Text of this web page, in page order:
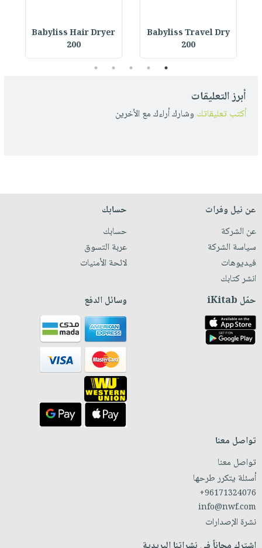
Babyliss Travel Dry
200
Babyliss Hair Dryer
200
1
2
3
4
5
أبرز التعليقات
أكتب تعليقاتك وشارك أراءك مع الأخرين
عن نيل وفرات
عن الشركة
سياسة الشركة
فيديوهات
انشر كتابك
حسابك
حسابك
عربة التسوق
لائحة الأمنيات
حمّل iKitab وسائل الدفع
تواصل معنا
تواصل معنا
أسئلة يتكرر طرحها
+96171324076
info@nwf.com
نشرة الإصدارات